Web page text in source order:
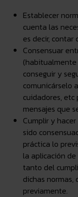
Establecer
cuenta las
es decir, contar
Consensuar
conseguir y
comunicárselo
cuidadores,
mensajes que
Cumplir y
sido
práctica lo
la aplicación
tanto del
dichas
previamente.